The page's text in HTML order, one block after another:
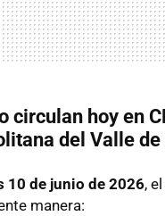
circulan hoy en
del Valle
10 de junio de 2026,
manera: